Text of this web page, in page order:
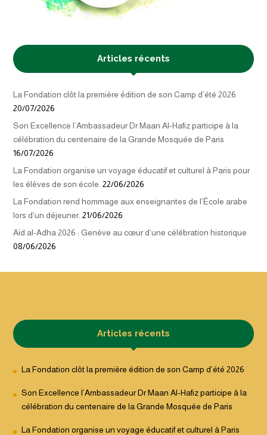
Articles récents
La Fondation clôt la première édition de son Camp d’été 2026
20/07/2026
Son Excellence l’Ambassadeur Dr Maan Al-Hafiz participe à la
célébration du centenaire de la Grande Mosquée de Paris
16/07/2026
La Fondation organise un voyage éducatif et culturel à Paris pour
les élèves de son école. 22/06/2026
La Fondation rend hommage aux enseignantes de l’École arabe
lors d’un déjeuner. 21/06/2026
Aïd al-Adha 2026 : Genève au cœur d’une célébration historique
08/06/2026
Articles récents
La Fondation clôt la première édition de son Camp d’été 2026
Son Excellence l’Ambassadeur Dr Maan Al-Hafiz participe à la
célébration du centenaire de la Grande Mosquée de Paris
La Fondation organise un voyage éducatif et culturel à Paris